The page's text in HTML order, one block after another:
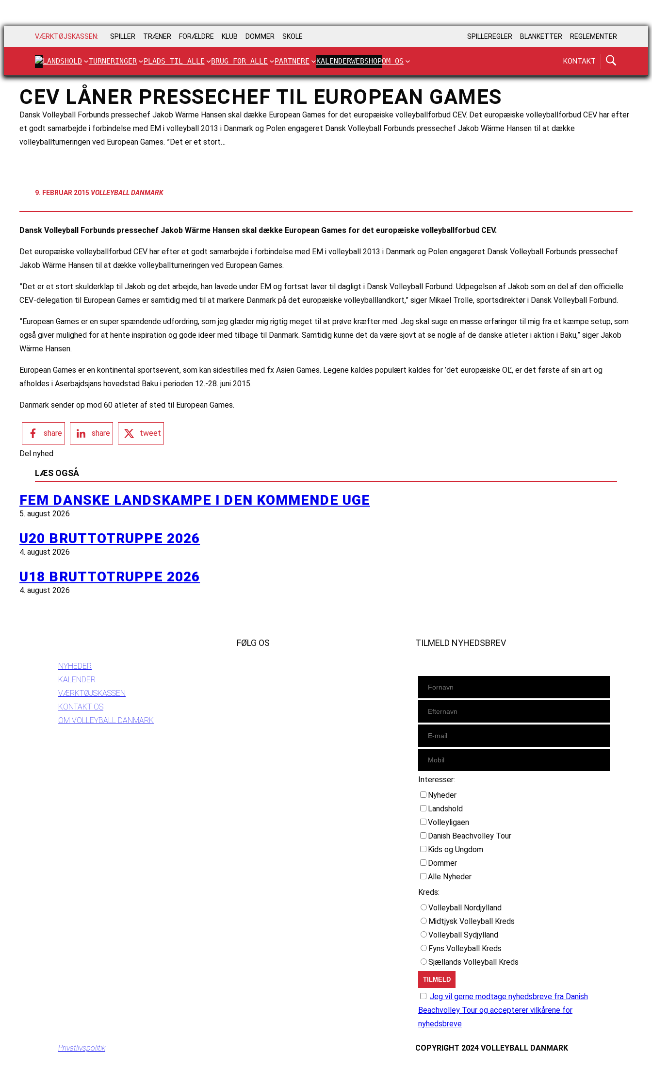
VÆRKTØJSKASSEN: SPILLER TRÆNER FORÆLDRE KLUB DOMMER SKOLE SPILLEREGLER BLANKETTER REGLEMENTER
LANDSHOLD TURNERINGER PLADS TIL ALLE BRUG FOR ALLE PARTNERE KALENDERWEBSHOPOM OS KONTAKT
CEV LÅNER PRESSECHEF TIL EUROPEAN GAMES
Dansk Volleyball Forbunds pressechef Jakob Wärme Hansen skal dække European Games for det europæiske volleyballforbud CEV. Det europæiske volleyballforbud CEV har efter
et godt samarbejde i forbindelse med EM i volleyball 2013 i Danmark og Polen engageret Dansk Volleyball Forbunds pressechef Jakob Wärme Hansen til at dække
volleyballturneringen ved European Games. ”Det er et stort…
9. FEBRUAR 2015:VOLLEYBALL DANMARK
Dansk Volleyball Forbunds pressechef Jakob Wärme Hansen skal dække European Games for det europæiske volleyballforbud CEV.
Det europæiske volleyballforbud CEV har efter et godt samarbejde i forbindelse med EM i volleyball 2013 i Danmark og Polen engageret Dansk Volleyball Forbunds pressechef
Jakob Wärme Hansen til at dække volleyballturneringen ved European Games.
”Det er et stort skulderklap til Jakob og det arbejde, han lavede under EM og fortsat laver til dagligt i Dansk Volleyball Forbund. Udpegelsen af Jakob som en del af den officielle
CEV-delegation til European Games er samtidig med til at markere Danmark på det europæiske volleyballlandkort,” siger Mikael Trolle, sportsdirektør i Dansk Volleyball Forbund.
”European Games er en super spændende udfordring, som jeg glæder mig rigtig meget til at prøve kræfter med. Jeg skal suge en masse erfaringer til mig fra et kæmpe setup, som
også giver mulighed for at hente inspiration og gode ideer med tilbage til Danmark. Samtidig kunne det da være sjovt at se nogle af de danske atleter i aktion i Baku,” siger Jakob
Wärme Hansen.
European Games er en kontinental sportsevent, som kan sidestilles med fx Asien Games. Legene kaldes populært kaldes for ’det europæiske OL’, er det første af sin art og
afholdes i Aserbajdsjans hovedstad Baku i perioden 12.-28. juni 2015.
Danmark sender op mod 60 atleter af sted til European Games.
share share tweet
Del nyhed
LÆS OGSÅ
FEM DANSKE LANDSKAMPE I DEN KOMMENDE UGE
5. august 2026
U20 BRUTTOTRUPPE 2026
4. august 2026
U18 BRUTTOTRUPPE 2026
4. august 2026
NYHEDER
KALENDER
VÆRKTØJSKASSEN
KONTAKT OS
OM VOLLEYBALL DANMARK
FØLG OS TILMELD NYHEDSBREV
Interesser:
Nyheder
Landshold
Volleyligaen
Danish Beachvolley Tour
Kids og Ungdom
Dommer
Alle Nyheder
Kreds:
Volleyball Nordjylland
Midtjysk Volleyball Kreds
Volleyball Sydjylland
Fyns Volleyball Kreds
Sjællands Volleyball Kreds
Jeg vil gerne modtage nyhedsbreve fra Danish
Beachvolley Tour og accepterer vilkårene for
nyhedsbreve
Privatlivspolitik COPYRIGHT 2024 VOLLEYBALL DANMARK